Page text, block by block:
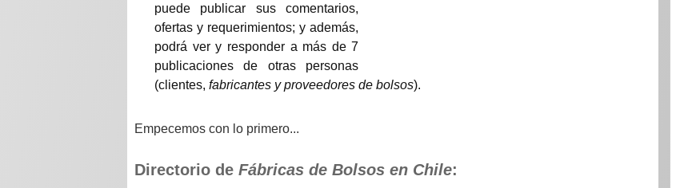
puede publicar sus comentarios,
ofertas y requerimientos; y además,
podrá ver y responder a más de 7
publicaciones de otras personas
(clientes, fabricantes y proveedores de bolsos).
Empecemos con lo primero...
Directorio de Fábricas de Bolsos en Chile: